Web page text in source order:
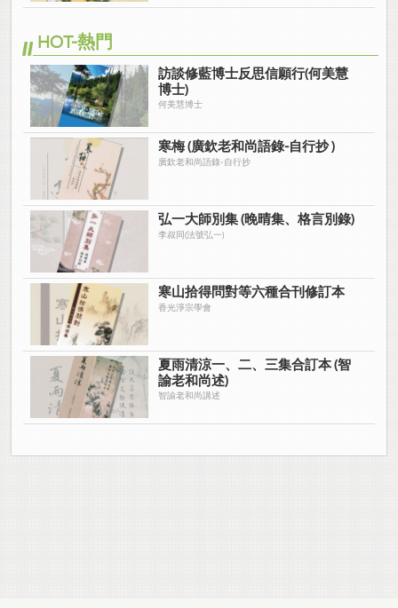
HOT-熱門
訪談修藍博士反思信願行(何美慧
博士)
何美慧博士
寒梅 (廣欽老和尚語錄-自行抄 )
廣欽老和尚語錄-自行抄
弘一大師別集 (晚晴集、格言別錄)
李叔同(法號弘一)
寒山拾得問對等六種合刊修訂本
香光淨宗學會
夏雨清涼一、二、三集合訂本 (智
諭老和尚述)
智諭老和尚講述